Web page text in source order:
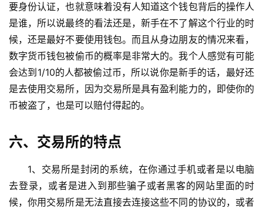
要身份认证，也就意味着没有人知道这个钱包背后的操作人
是谁，所以说最终的看法还是，新手在不了解这个行业的时
候，还是最好不要使用钱包。而且从身边朋友的情况来看，
数字货币钱包被偷币的概率是非常大的。我个人感觉有可能
会达到1/10的人都被偷过币，所以说你是新手的话，最好还
是去使用交易所，因为交易所是具有盈利能力的，即使你的
币被盗了，也是可以赔付得起的。
六、交易所的特点
1、交易所是封闭的系统，在你通过手机或者是以电脑
去登录，或者是进入到那些骗子或者黑客的网站里面的时
候，你用交易所是无法直接去连接这些不同的协议的，或者